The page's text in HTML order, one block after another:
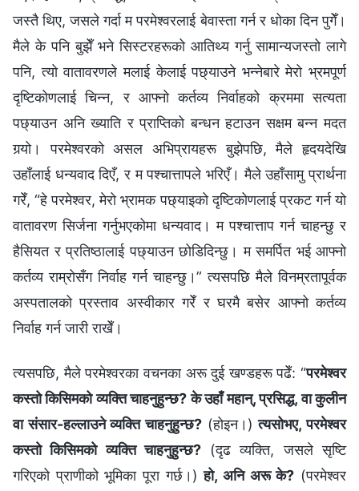
जस्तै थिए, जसले गर्दा म परमेश्‍वरलाई बेवास्ता गर्न र धोका दिन पुगेँ।
मैले के पनि बुझेँ भने सिस्टरहरूको आतिथ्य गर्नु सामान्यजस्तो लागे
पनि, त्यो वातावरणले मलाई केलाई पछ्याउने भन्नेबारे मेरो भ्रमपूर्ण
दृष्टिकोणलाई चिन्न, र आफ्नो कर्तव्य निर्वाहको क्रममा सत्यता
पछ्याउन अनि ख्याति र प्राप्तिको बन्धन हटाउन सक्षम बन्न मदत
गर्‍यो। परमेश्‍वरको असल अभिप्रायहरू बुझेपछि, मैले हृदयदेखि
उहाँलाई धन्यवाद दिएँ, र म पश्चात्तापले भरिएँ। मैले उहाँसामु प्रार्थना
गरेँ, “हे परमेश्‍वर, मेरो भ्रामक पछ्याइको दृष्टिकोणलाई प्रकट गर्न यो
वातावरण सिर्जना गर्नुभएकोमा धन्यवाद। म पश्चात्ताप गर्न चाहन्छु र
हैसियत र प्रतिष्ठालाई पछ्याउन छोडिदिन्छु। म समर्पित भई आफ्नो
कर्तव्य राम्रोसँग निर्वाह गर्न चाहन्छु।” त्यसपछि मैले विनम्रतापूर्वक
अस्पतालको प्रस्ताव अस्वीकार गरेँ र घरमै बसेर आफ्नो कर्तव्य
निर्वाह गर्न जारी राखेँ।
त्यसपछि, मैले परमेश्‍वरका वचनका अरू दुई खण्डहरू पढेँ: “परमेश्‍वर
कस्तो किसिमको व्यक्ति चाहनुहुन्छ? के उहाँ महान्, प्रसिद्ध, वा कुलीन
वा संसार-हल्लाउने व्यक्ति चाहनुहुन्छ? (होइन।)त्यसोभए, परमेश्‍वर
कस्तो किसिमको व्यक्ति चाहनुहुन्छ?(दृढ व्यक्ति, जसले सृष्टि
गरिएको प्राणीको भूमिका पूरा गर्छ।)हो, अनि अरू के? (परमेश्‍वर